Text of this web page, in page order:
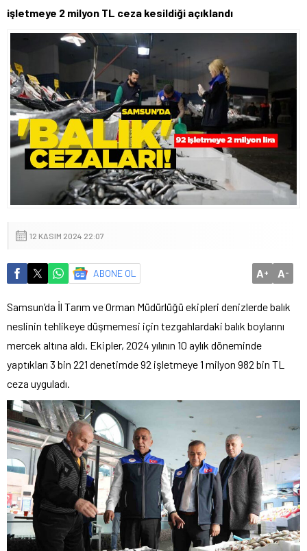
işletmeye 2 milyon TL ceza kesildiği açıklandı
12 KASIM 2024 22:07
ABONE OL A+ A-
Samsun’da İl Tarım ve Orman Müdürlüğü ekipleri denizlerde balık
neslinin tehlikeye düşmemesi için tezgahlardaki balık boylarını
mercek altına aldı. Ekipler, 2024 yılının 10 aylık döneminde
yaptıkları 3 bin 221 denetimde 92 işletmeye 1 milyon 982 bin TL
ceza uyguladı.